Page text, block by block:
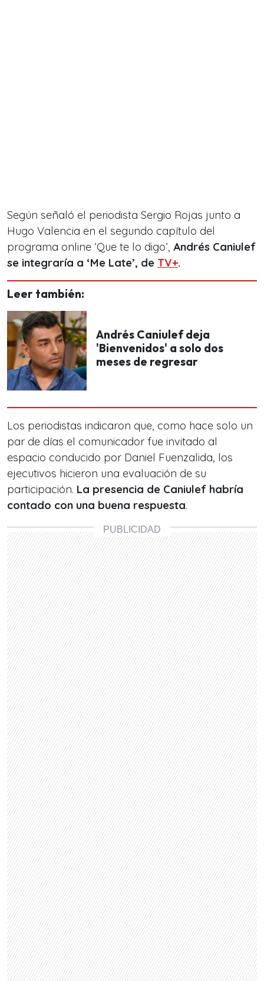
Según señaló el periodista Sergio Rojas junto a
Hugo Valencia en el segundo capítulo del
programa online ‘Que te lo digo’, Andrés Caniulef
se integraría a ‘Me Late’, de TV+.
Leer también:
Andrés Caniulef deja
'Bienvenidos' a solo dos
meses de regresar
Los periodistas indicaron que, como hace solo un
par de días el comunicador fue invitado al
espacio conducido por Daniel Fuenzalida, los
ejecutivos hicieron una evaluación de su
participación. La presencia de Caniulef habría
contado con una buena respuesta.